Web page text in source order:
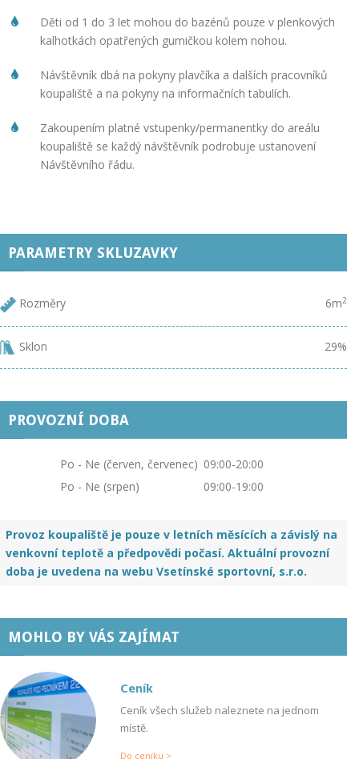
Děti od 1 do 3 let mohou do bazénů pouze v plenkových
kalhotkách opatřených gumičkou kolem nohou.
Návštěvník dbá na pokyny plavčíka a dalších pracovníků
koupaliště a na pokyny na informačních tabulích.
Zakoupením platné vstupenky/permanentky do areálu
koupaliště se každý návštěvník podrobuje ustanovení
Návštěvního řádu.
PARAMETRY SKLUZAVKY
Rozměry 6m2
Sklon 29%
PROVOZNÍ DOBA
Po - Ne (červen, červenec) 09:00-20:00
Po - Ne (srpen)
09:00-19:00
Provoz koupaliště je pouze v letních měsících a závislý na
venkovní teplotě a předpovědi počasí. Aktuální provozní
doba je uvedena na webu Vsetínské sportovní, s.r.o.
MOHLO BY VÁS ZAJÍMAT
Ceník
Ceník všech služeb naleznete na jednom
místě.
Do ceníku >